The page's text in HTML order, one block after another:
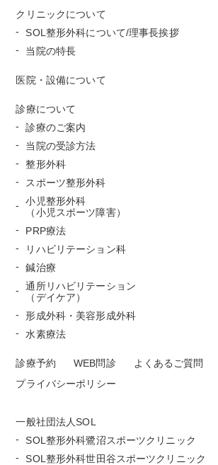
クリニックについて
SOL整形外科について/理事長挨拶
当院の特長
医院・設備について
診療について
診療のご案内
当院の受診方法
整形外科
スポーツ整形外科
小児整形外科
（小児スポーツ障害）
PRP療法
リハビリテーション科
鍼治療
通所リハビリテーション
（デイケア）
形成外科・美容形成外科
水素療法
診療予約 WEB問診 よくあるご質問
プライバシーポリシー
一般社団法人SOL
SOL整形外科鷺沼スポーツクリニック
SOL整形外科世田谷スポーツクリニック